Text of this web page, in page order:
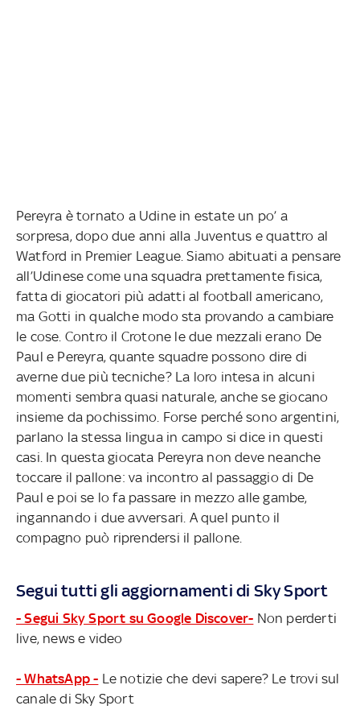
Pereyra è tornato a Udine in estate un po’ a
sorpresa, dopo due anni alla Juventus e quattro al
Watford in Premier League. Siamo abituati a pensare
all’Udinese come una squadra prettamente fisica,
fatta di giocatori più adatti al football americano,
ma Gotti in qualche modo sta provando a cambiare
le cose. Contro il Crotone le due mezzali erano De
Paul e Pereyra, quante squadre possono dire di
averne due più tecniche? La loro intesa in alcuni
momenti sembra quasi naturale, anche se giocano
insieme da pochissimo. Forse perché sono argentini,
parlano la stessa lingua in campo si dice in questi
casi. In questa giocata Pereyra non deve neanche
toccare il pallone: va incontro al passaggio di De
Paul e poi se lo fa passare in mezzo alle gambe,
ingannando i due avversari. A quel punto il
compagno può riprendersi il pallone.
Segui tutti gli aggiornamenti di Sky Sport
- Segui Sky Sport su Google Discover- Non perderti
live, news e video
- WhatsApp - Le notizie che devi sapere? Le trovi sul
canale di Sky Sport